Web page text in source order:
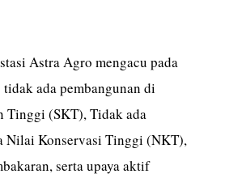
Astra Agro mengacu pada
ada pembangunan di
Tinggi (SKT), Tidak ada
Nilai Konservasi Tinggi (NKT),
serta upaya aktif